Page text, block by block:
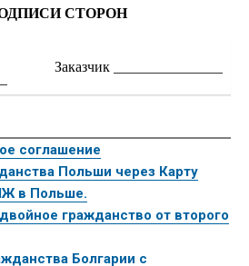
СТОРОН
Заказчик _______________
соглашение
Польши через Карту
в Польше.
гражданство от второго
Болгарии с